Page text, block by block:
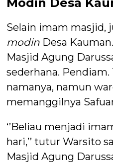
Modin Desa
Selain imam masjid,
modin Desa
Masjid Agung
sederhana.
namanya, namun
memanggilnya
‘’Beliau menjadi
hari,’’ tutur Warsito
Masjid Agung